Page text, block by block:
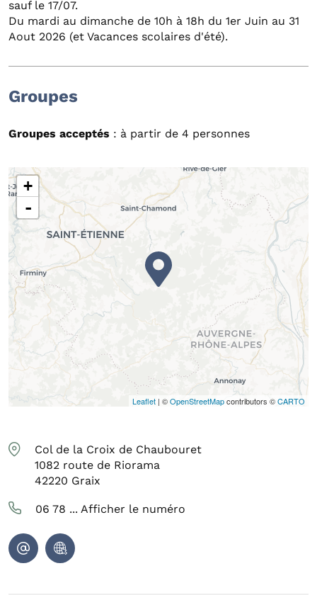
sauf le 17/07.
Du mardi au dimanche de 10h à 18h du 1er Juin au 31
Aout 2026 (et Vacances scolaires d'été).
Groupes
Groupes acceptés : à partir de 4 personnes
+
-
Leaflet | ©OpenStreetMapcontributors ©CARTO
Col de la Croix de Chaubouret
1082 route de Riorama
42220 Graix
06 78 ... Afficher le numéro